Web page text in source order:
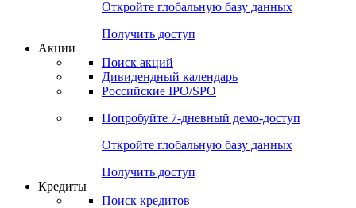
Откройте глобальную базу данных
Получить доступ
Акции
Поиск акций
Дивидендный календарь
Российские IPO/SPO
Попробуйте 7-дневный демо-доступ
Откройте глобальную базу данных
Получить доступ
Кредиты
Поиск кредитов